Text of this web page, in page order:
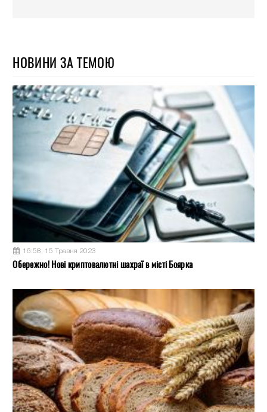
НОВИНИ ЗА ТЕМОЮ
16:58, 15 Травня 2023
Обережно! Нові криптовалютні шахраї в місті Боярка